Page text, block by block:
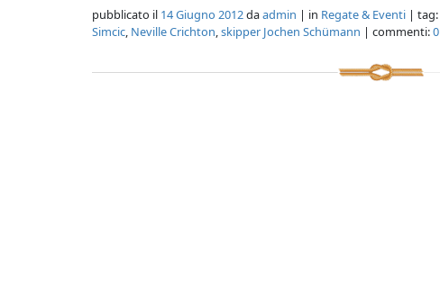
pubblicato il 14 Giugno 2012daadmin | in Regate & Eventi | tag:
Simcic, Neville Crichton,skipper Jochen Schümann | commenti:0